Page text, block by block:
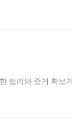
법리와 증거 확보